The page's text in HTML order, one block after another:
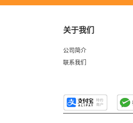
关于我们
公司简介
联系我们